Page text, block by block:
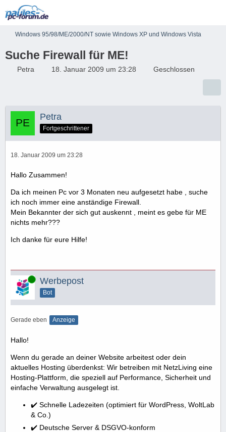
Windows 95/98/ME/2000/NT sowie Windows XP und Windows Vista
Suche Firewall für ME!
Petra 18. Januar 2009 um 23:28 Geschlossen
Petra
Fortgeschrittener
18. Januar 2009 um 23:28
Hallo Zusammen!
Da ich meinen Pc vor 3 Monaten neu aufgesetzt habe , suche
ich noch immer eine anständige Firewall.
Mein Bekannter der sich gut auskennt , meint es gebe für ME
nichts mehr???
Ich danke für eure Hilfe!
Online Werbepost
Bot
Gerade eben Anzeige
Hallo!
Wenn du gerade an deiner Website arbeitest oder dein
aktuelles Hosting überdenkst: Wir betreiben mit NetzLiving eine
Hosting-Plattform, die speziell auf Performance, Sicherheit und
einfache Verwaltung ausgelegt ist.
✔️ Schnelle Ladezeiten (optimiert für WordPress, WoltLab
& Co.)
✔️ Deutsche Server & DSGVO-konform